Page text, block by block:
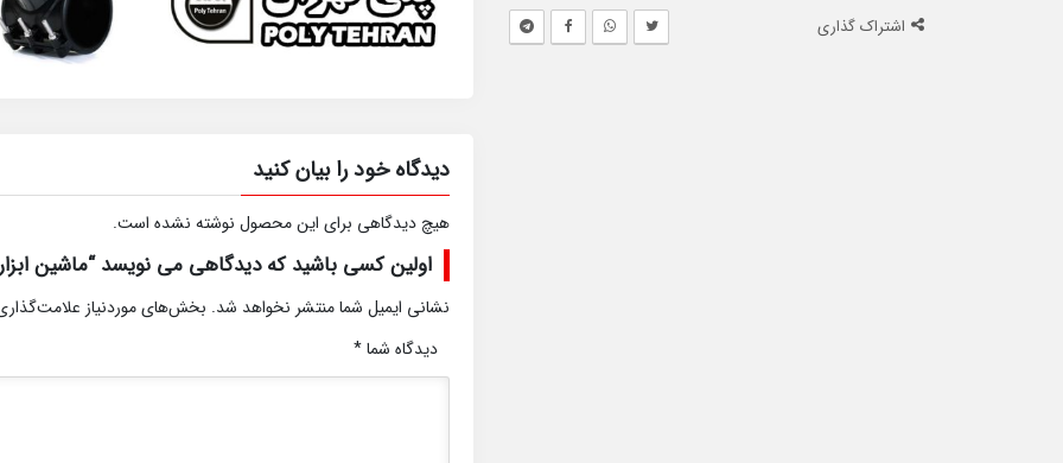
اشتراک گذاری
دیدگاه خود را بیان کنید
هیچ دیدگاهی برای این محصول نوشته نشده است.
اولین کسی باشید که دیدگاهی می نویسد “ماشین
نشانی ایمیل شما منتشر نخواهد شد. بخش‌های موردنیاز
دیدگاه شما*